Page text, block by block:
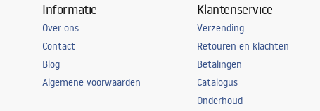
Informatie
Over ons
Contact
Blog
Algemene voorwaarden
Klantenservice
Verzending
Retouren en klachten
Betalingen
Catalogus
Onderhoud